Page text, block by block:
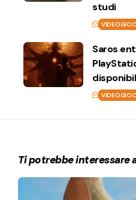
studi
Saros
Ti potrebbe interessare